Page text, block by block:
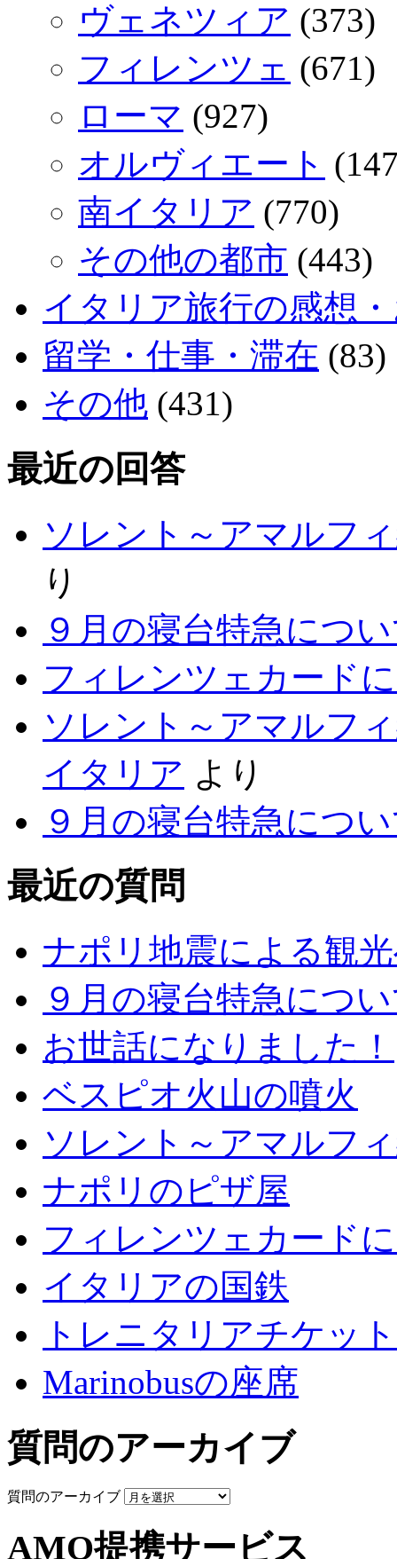
ヴェネツィア (373)
フィレンツェ (671)
ローマ (927)
オルヴィエート
南イタリア (770)
その他の都市 (443)
イタリア旅行の感想
留学・仕事・滞在 (83)
その他 (431)
最近の回答
ソレント～アマルフ
り
９月の寝台特急につ
フィレンツェカード
ソレント～アマルフ
イタリア より
９月の寝台特急につ
最近の質問
ナポリ地震による観
９月の寝台特急につ
お世話になりました！
ベスピオ火山の噴火
ソレント～アマルフ
ナポリのピザ屋
フィレンツェカード
イタリアの国鉄
トレニタリアチケッ
Marinobusの座席
質問のアーカイブ
質問のアーカイブ
AMO提携サービス